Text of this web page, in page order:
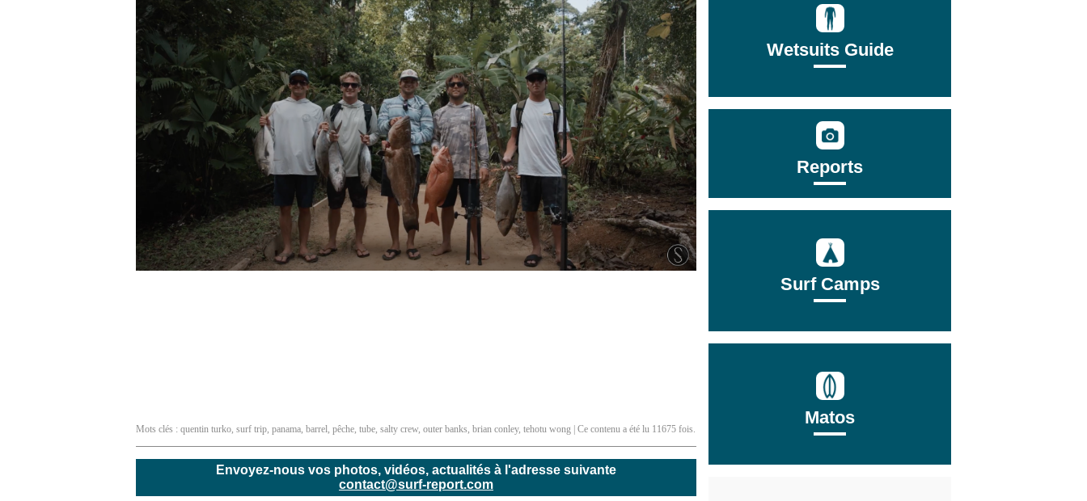
Mots clés : quentin turko, surf trip, panama, barrel, pêche, tube, salty crew, outer banks, brian conley, tehotu wong | Ce contenu a été lu 11675 fois.
Envoyez-nous vos photos, vidéos, actualités à l'adresse suivante
contact@surf-report.com
Wetsuits Guide
Reports
Surf Camps
Matos